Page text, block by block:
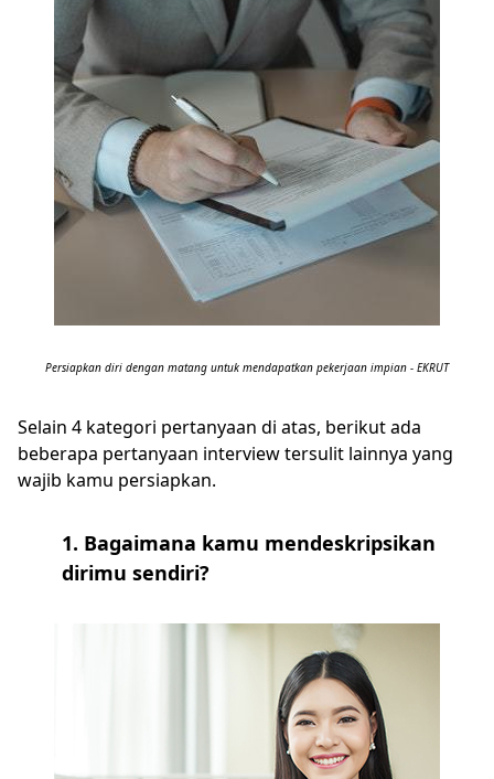
Persiapkan diri dengan matang untuk mendapatkan pekerjaan impian - EKRUT
Selain 4 kategori pertanyaan di atas, berikut ada
beberapa pertanyaan interview tersulit lainnya yang
wajib kamu persiapkan.
1. Bagaimana kamu mendeskripsikan
dirimu sendiri?